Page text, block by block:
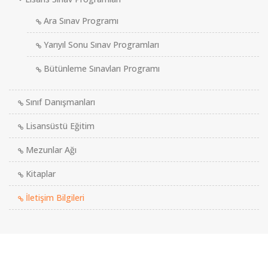
Ara Sınav Programı
Yarıyıl Sonu Sınav Programları
Bütünleme Sınavları Programı
Sınıf Danışmanları
Lisansüstü Eğitim
Mezunlar Ağı
Kitaplar
İletişim Bilgileri